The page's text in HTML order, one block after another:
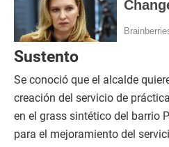
Sustento
Se conoció que el alcalde
creación del servicio de
en el grass sintético del barrio
para el mejoramiento del